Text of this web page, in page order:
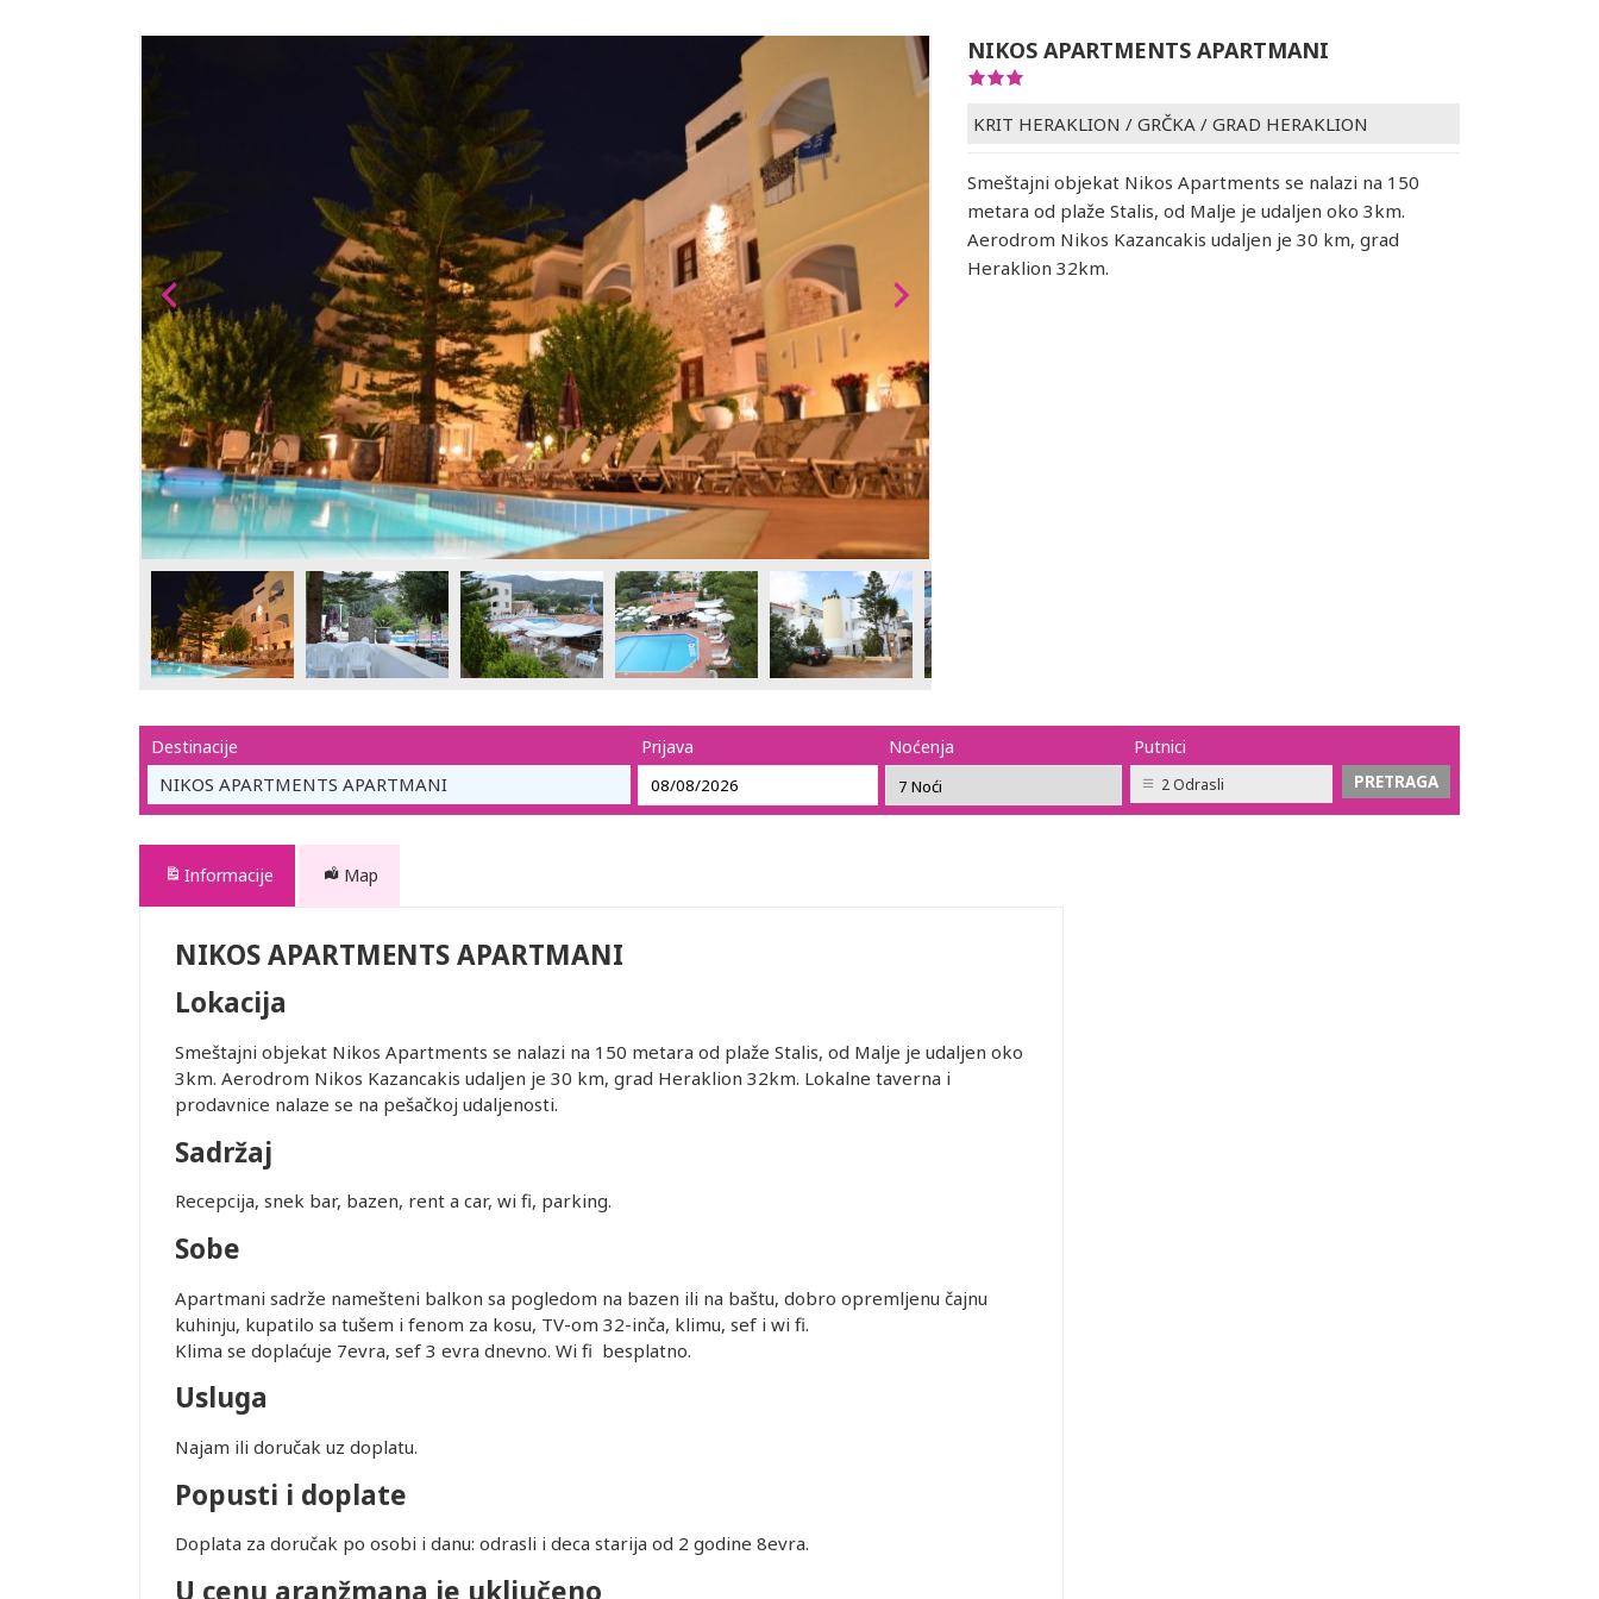
NIKOS APARTMENTS APARTMANI
KRIT HERAKLION / GRČKA / GRAD HERAKLION
Smeštajni objekat Nikos Apartments se nalazi na 150
metara od plaže Stalis, od Malje je udaljen oko 3km.
Aerodrom Nikos Kazancakis udaljen je 30 km, grad
Heraklion 32km.
Destinacije
NIKOS APARTMENTS APARTMANI
Prijava Noćenja Putnici
2 Odrasli
Informacije Map
NIKOS APARTMENTS APARTMANI
Lokacija
Smeštajni objekat Nikos Apartments se nalazi na 150 metara od plaže Stalis, od Malje je udaljen oko
3km. Aerodrom Nikos Kazancakis udaljen je 30 km, grad Heraklion 32km. Lokalne taverna i
prodavnice nalaze se na pešačkoj udaljenosti.
Sadržaj
Recepcija, snek bar, bazen, rent a car, wi fi, parking.
Sobe
Apartmani sadrže namešteni balkon sa pogledom na bazen ili na baštu, dobro opremljenu čajnu
kuhinju, kupatilo sa tušem i fenom za kosu, TV-om 32-inča, klimu, sef i wi fi.
Klima se doplaćuje 7evra, sef 3 evra dnevno. Wi fi besplatno.
Usluga
Najam ili doručak uz doplatu.
Popusti i doplate
Doplata za doručak po osobi i danu: odrasli i deca starija od 2 godine 8evra.
U cenu aranžmana je uključeno